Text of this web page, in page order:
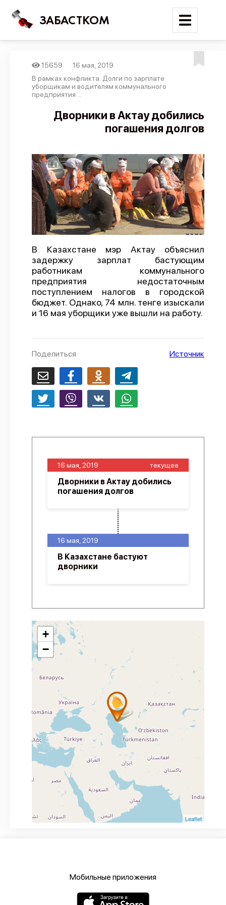
ЗАБАСТКОМ
Войти
Новости
Трудовые конфликты
Отчеты
Предложить публикацию
Справочник
API
Политика конфиденциальности
15659
16 мая, 2019
В рамках конфликта: Долги по зарплате
уборщикам и водителям коммунального
предприятия ...
Дворники в Актау добились
погашения долгов
В Казахстане мэр Актау объяснил
задержку зарплат бастующим
работникам коммунального
предприятия недостаточным
поступлением налогов в городской
бюджет. Однако, 74 млн. тенге изыскали
и 16 мая уборщики уже вышли на работу.
Поделиться Источник
16 мая, 2019
В Казахстане бастуют
дворники
16 мая, 2019 текущее
Дворники в Актау добились
погашения долгов
+
−
Leaflet
Мобильные приложения